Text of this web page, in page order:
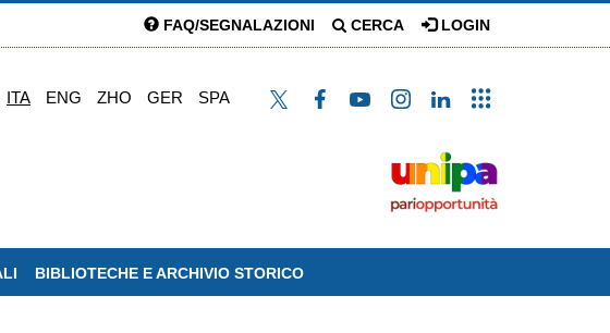
FAQ/SEGNALAZIONI CERCA LOGIN
ITA ENG ZHO GER SPA
BIBLIOTECHE E ARCHIVIO STORICO